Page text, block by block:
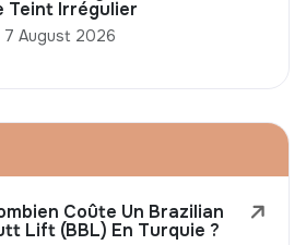
Teint Irrégulier
7 August 2026
Coûte Un Brazilian
Lift (BBL) En Turquie ?